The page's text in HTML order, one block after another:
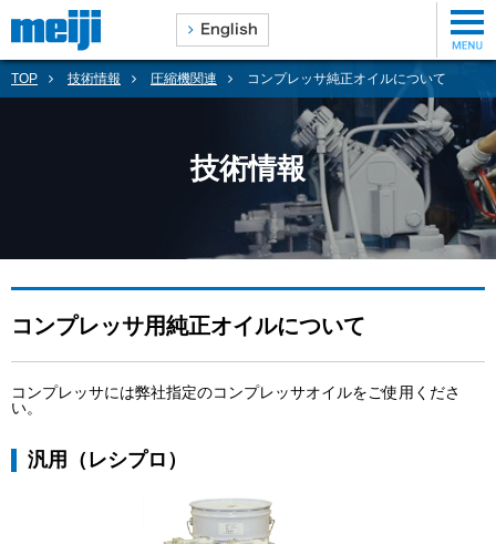
TOP 技術情報 圧縮機関連 コンプレッサ純正オイルについて
技術情報
コンプレッサ用純正オイルについて
コンプレッサには弊社指定のコンプレッサオイルをご使用くださ
い。
汎用（レシプロ）